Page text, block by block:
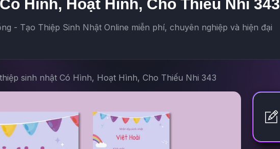
Hình, Hoạt Hình, Cho Thiếu Nhi 343
- Tạo Thiệp Sinh Nhật Online miễn phí, chuyên nghiệp và hiện đại
sinh nhật Có Hình, Hoạt Hình, Cho Thiếu Nhi 343